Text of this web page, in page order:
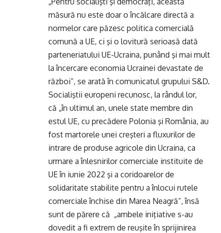
măsură nu este doar o încălcare directă a
normelor care păzesc politica comercială
comună a UE, ci şi o lovitură serioasă dată
parteneriatului UE-Ucraina, punând şi mai mult
la încercare economia Ucrainei devastate de
război”, se arată în comunicatul grupului S&D.
Socialiştii europeni recunosc, la rândul lor,
că „în ultimul an, unele state membre din
estul UE, cu precădere Polonia şi România, au
fost martorele unei creşteri a fluxurilor de
intrare de produse agricole din Ucraina, ca
urmare a înlesnirilor comerciale instituite de
UE în iunie 2022 şi a coridoarelor de
solidaritate stabilite pentru a înlocui rutele
comerciale închise din Marea Neagră”, însă
sunt de părere că „ambele iniţiative s-au
dovedit a fi extrem de reuşite în sprijinirea